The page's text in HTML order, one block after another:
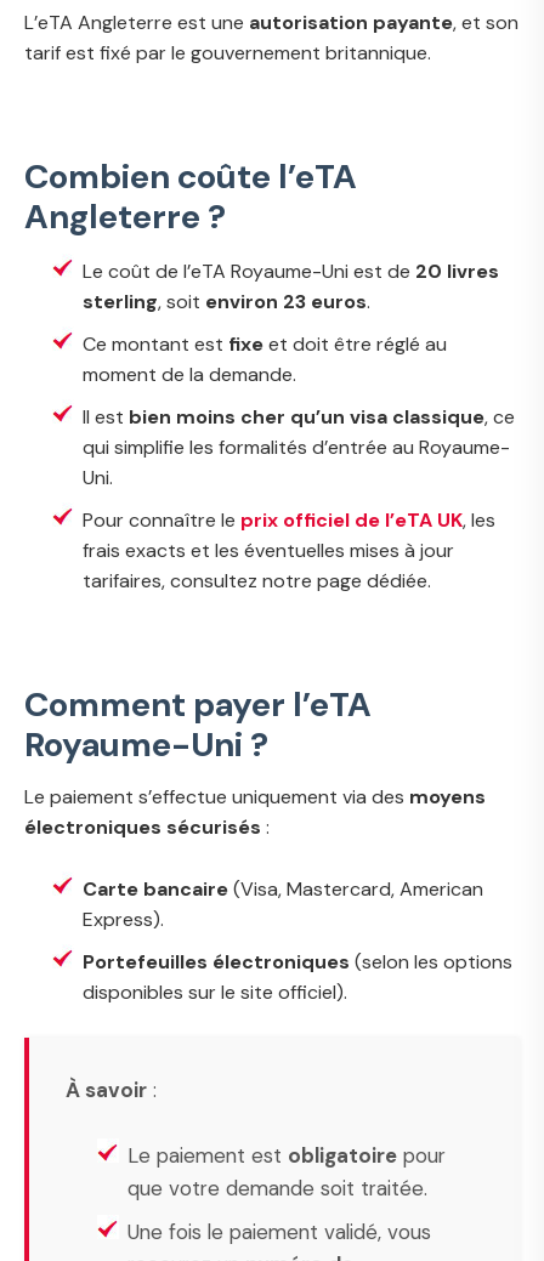
L’eTA Angleterre est une autorisation payante, et son
tarif est fixé par le gouvernement britannique.
Combien coûte l’eTA
Angleterre ?
Le coût de l’eTA Royaume-Uni est de 20 livres
sterling, soit environ 23 euros.
Ce montant est fixeet doit être réglé au
moment de la demande.
Il est bien moins cher qu’un visa classique, ce
qui simplifie les formalités d’entrée au Royaume-
Uni.
Pour connaître le prix officiel de l’eTA UK, les
frais exacts et les éventuelles mises à jour
tarifaires, consultez notre page dédiée.
Comment payer l’eTA
Royaume-Uni ?
Le paiement s’effectue uniquement via des moyens
électroniques sécurisés :
Carte bancaire(Visa, Mastercard, American
Express).
Portefeuilles électroniques (selon les options
disponibles sur le site officiel).
À savoir :
Le paiement est obligatoire pour
que votre demande soit traitée.
Une fois le paiement validé, vous